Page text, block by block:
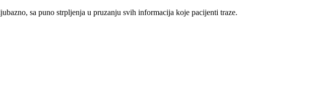
sa puno strpljenja u pruzanju svih informacija koje pacijenti traze.